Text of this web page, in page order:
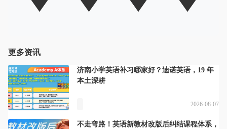
更多资讯
济南小学英语补习哪家好？迪诺英语，19 年
本土深耕
2026-08-07
不走弯路！英语新教材改版后纠结课程体系，